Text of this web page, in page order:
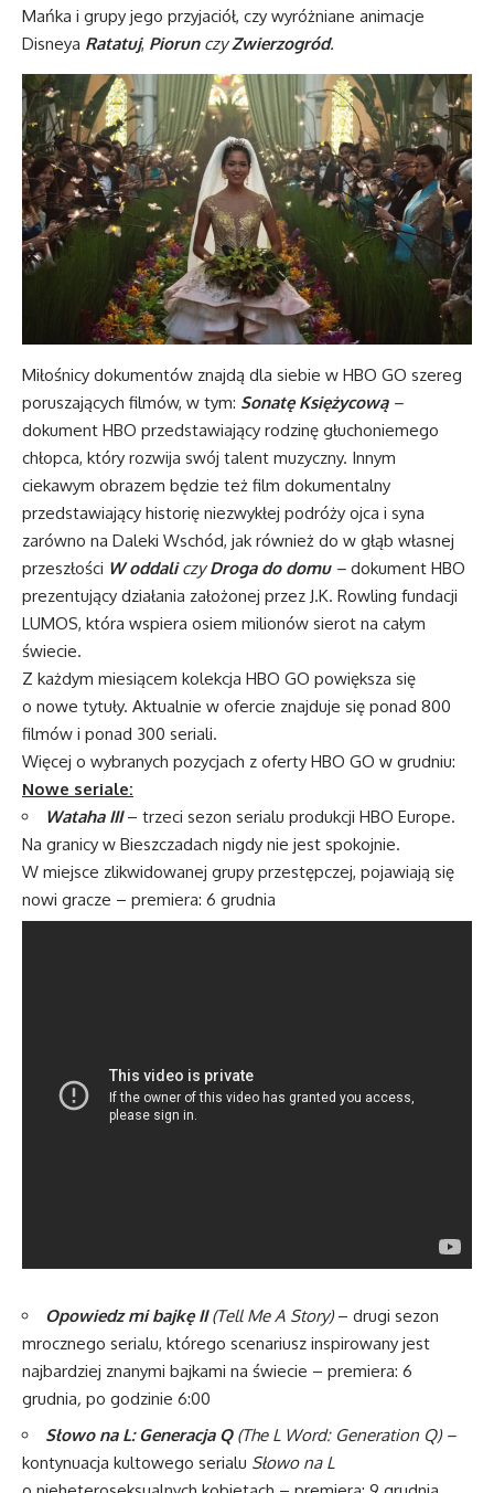
Mańka i grupy jego przyjaciół, czy wyróżniane animacje
Disneya Ratatuj, Piorun czyZwierzogród.
Miłośnicy dokumentów znajdą dla siebie w HBO GO szereg
poruszających filmów, w tym: Sonatę Księżycową–
dokument HBO przedstawiający rodzinę głuchoniemego
chłopca, który rozwija swój talent muzyczny. Innym
ciekawym obrazem będzie też film dokumentalny
przedstawiający historię niezwykłej podróży ojca i syna
zarówno na Daleki Wschód, jak również do w głąb własnej
przeszłości W oddaliczyDroga do domu– dokument HBO
prezentujący działania założonej przez J.K. Rowling fundacji
LUMOS, która wspiera osiem milionów sierot na całym
świecie.
Z każdym miesiącem kolekcja HBO GO powiększa się
o nowe tytuły. Aktualnie w ofercie znajduje się ponad 800
filmów i ponad 300 seriali.
Więcej o wybranych pozycjach z oferty HBO GO w grudniu:
Nowe seriale:
Wataha III– trzeci sezon serialu produkcji HBO Europe.
Na granicy w Bieszczadach nigdy nie jest spokojnie.
W miejsce zlikwidowanej grupy przestępczej, pojawiają się
nowi gracze – premiera: 6 grudnia
Opowiedz mi bajkę II(Tell Me A Story)– drugi sezon
mrocznego serialu, którego scenariusz inspirowany jest
najbardziej znanymi bajkami na świecie – premiera: 6
grudnia, po godzinie 6:00
Słowo na L: Generacja Q (The L Word: Generation Q) –
kontynuacja kultowego serialu Słowo na L